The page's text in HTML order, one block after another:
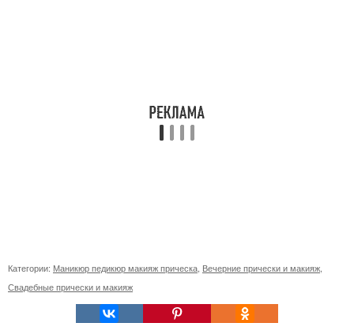
Категории: Маникюр педикюр макияж прическа Вечерние прически и макияж
Свадебные прически и макияж